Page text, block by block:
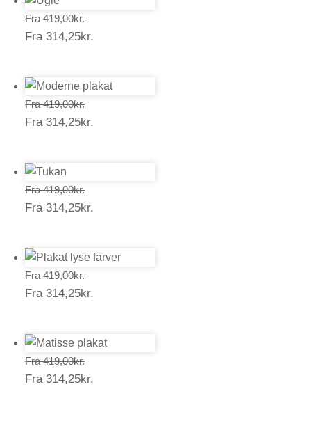
Fra 419,00kr.Prisinterval:
419,00kr.
Fra 314,25kr.
Fra 419,00kr.Prisinterval:
419,00kr.
Fra 314,25kr.
Fra 419,00kr.Prisinterval:
419,00kr.
Fra 314,25kr.
Fra 419,00kr.Prisinterval:
419,00kr.
Fra 314,25kr.
Fra 419,00kr.Prisinterval:
419,00kr.
Fra 314,25kr.